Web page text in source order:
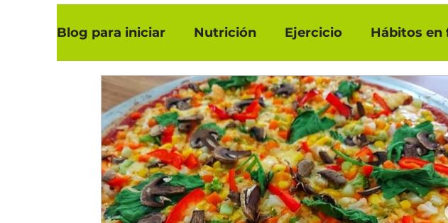
Blog para iniciar Nutrición Ejercicio Hábitos en